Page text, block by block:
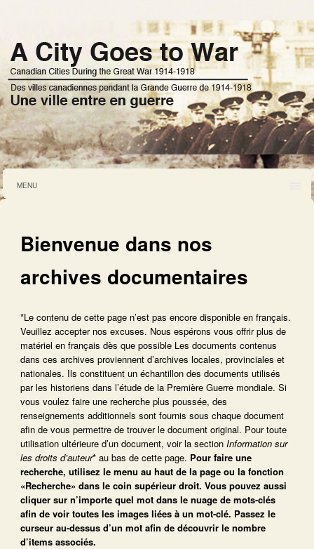
MENU
Bienvenue dans nos
archives documentaires
*Le contenu de cette page n’est pas encore disponible en français.
Veuillez accepter nos excuses. Nous espérons vous offrir plus de
matériel en français dès que possible Les documents contenus
dans ces archives proviennent d’archives locales, provinciales et
nationales. Ils constituent un échantillon des documents utilisés
par les historiens dans l’étude de la Première Guerre mondiale. Si
vous voulez faire une recherche plus poussée, des
renseignements additionnels sont fournis sous chaque document
afin de vous permettre de trouver le document original. Pour toute
utilisation ultérieure d’un document, voir la section Information sur
les droits d’auteur* au bas de cette page. Pour faire une
recherche, utilisez le menu au haut de la page ou la fonction
«Recherche» dans le coin supérieur droit. Vous pouvez aussi
cliquer sur n’importe quel mot dans le nuage de mots-clés
afin de voir toutes les images liées à un mot-clé. Passez le
curseur au-dessus d’un mot afin de découvrir le nombre
d’items associés.